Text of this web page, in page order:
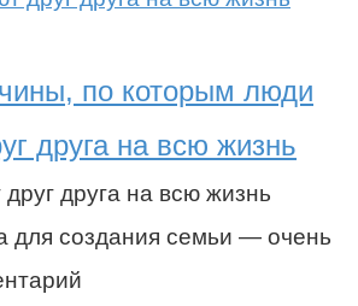
по которым люди
друга на всю жизнь
друга на всю жизнь
для создания семьи — очень